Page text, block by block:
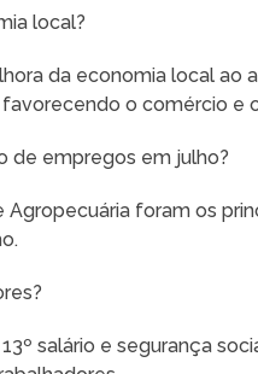
local?
da economia local ao
o comércio e
de empregos em julho?
Agropecuária foram os
salário e segurança